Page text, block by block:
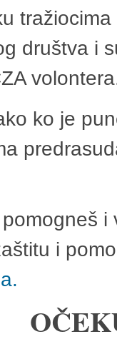
društva i
ko je
i